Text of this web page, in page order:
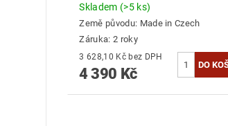
Skladem (>5 ks)
Země původu: Made in Czech
Záruka: 2 roky
3 628,10 Kč bez DPH
4 390 Kč